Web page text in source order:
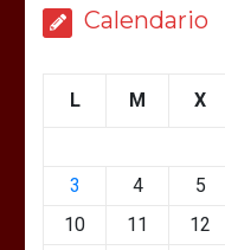
Calendario
L M X
3
4 5
10
11 12